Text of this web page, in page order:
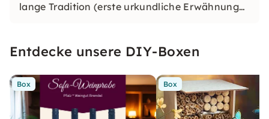
lange Tradition (erste urkundliche Erwähnung
wieder Pionierarbeit geleistet.
Entdecke unsere DIY-Boxen
Box Box